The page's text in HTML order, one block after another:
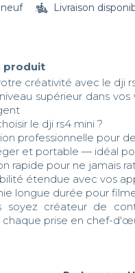
Livraison
produit
créativité avec le dji
supérieur dans
professionnelle pour
et portable — idéal
rapide pour ne jamais
étendue avec vos
longue durée pour
chaque prise en chef-